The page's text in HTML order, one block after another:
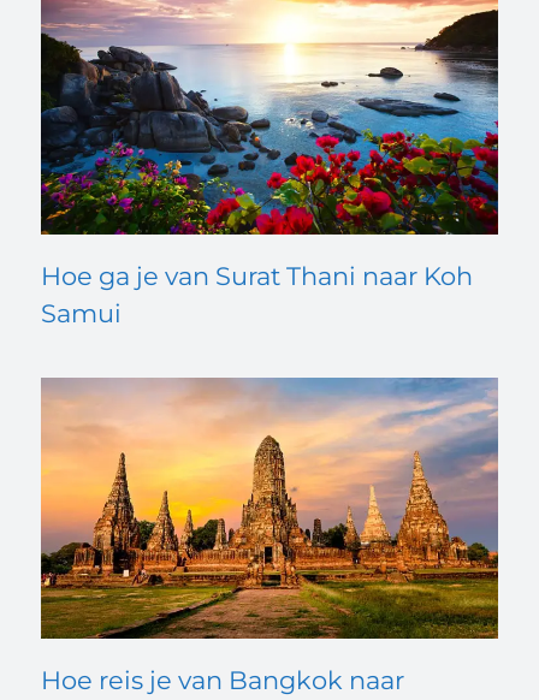
Hoe ga je van Surat Thani naar Koh
Samui
Hoe reis je van Bangkok naar